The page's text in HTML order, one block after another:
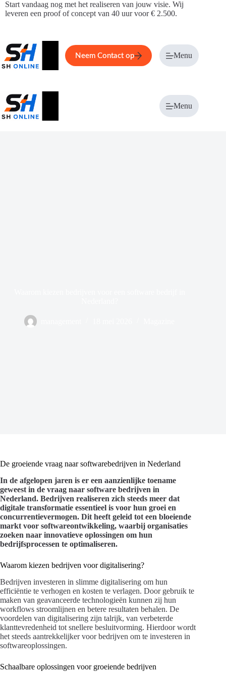
Ga
naar
Start vandaag nog met het realiseren van jouw visie. Wij
leveren een proof of concept van 40 uur voor € 2.500.
Home Service Over ons
Neem Contact op Menu
Menu
De groeiende vraag naar softwarebedrijven in Nederland
In de afgelopen jaren is er een aanzienlijke toename
geweest in de vraag naar software bedrijven in
Nederland. Bedrijven realiseren zich steeds meer dat
digitale transformatie essentieel is voor hun groei en
concurrentievermogen. Dit heeft geleid tot een bloeiende
markt voor softwareontwikkeling, waarbij organisaties
zoeken naar innovatieve oplossingen om hun
bedrijfsprocessen te optimaliseren.
Waarom kiezen bedrijven voor digitalisering?
Bedrijven investeren in slimme digitalisering om hun
efficiëntie te verhogen en kosten te verlagen. Door gebruik te
maken van geavanceerde technologieën kunnen zij hun
workflows stroomlijnen en betere resultaten behalen. De
voordelen van digitalisering zijn talrijk, van verbeterde
klanttevredenheid tot snellere besluitvorming. Hierdoor wordt
het steeds aantrekkelijker voor bedrijven om te investeren in
softwareoplossingen.
Schaalbare oplossingen voor groeiende bedrijven